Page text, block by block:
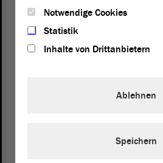
Gesetzentwurf der
Beschlussempfehlung
ersichtlichen Fassung
Landtag zu
Notwendige Cookies
Statistik
Inhalte von Drittanbietern
Ablehnen
Speichern